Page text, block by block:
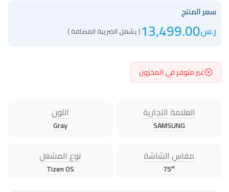
سعر المنتج
ر.س13,499.00( يشمل الضريبة المضافة )
غير متوفر في المخزون
العلامة التجارية
SAMSUNG
اللون
Gray
مقاس الشاشة
75″
نوع المشغل
Tizen OS